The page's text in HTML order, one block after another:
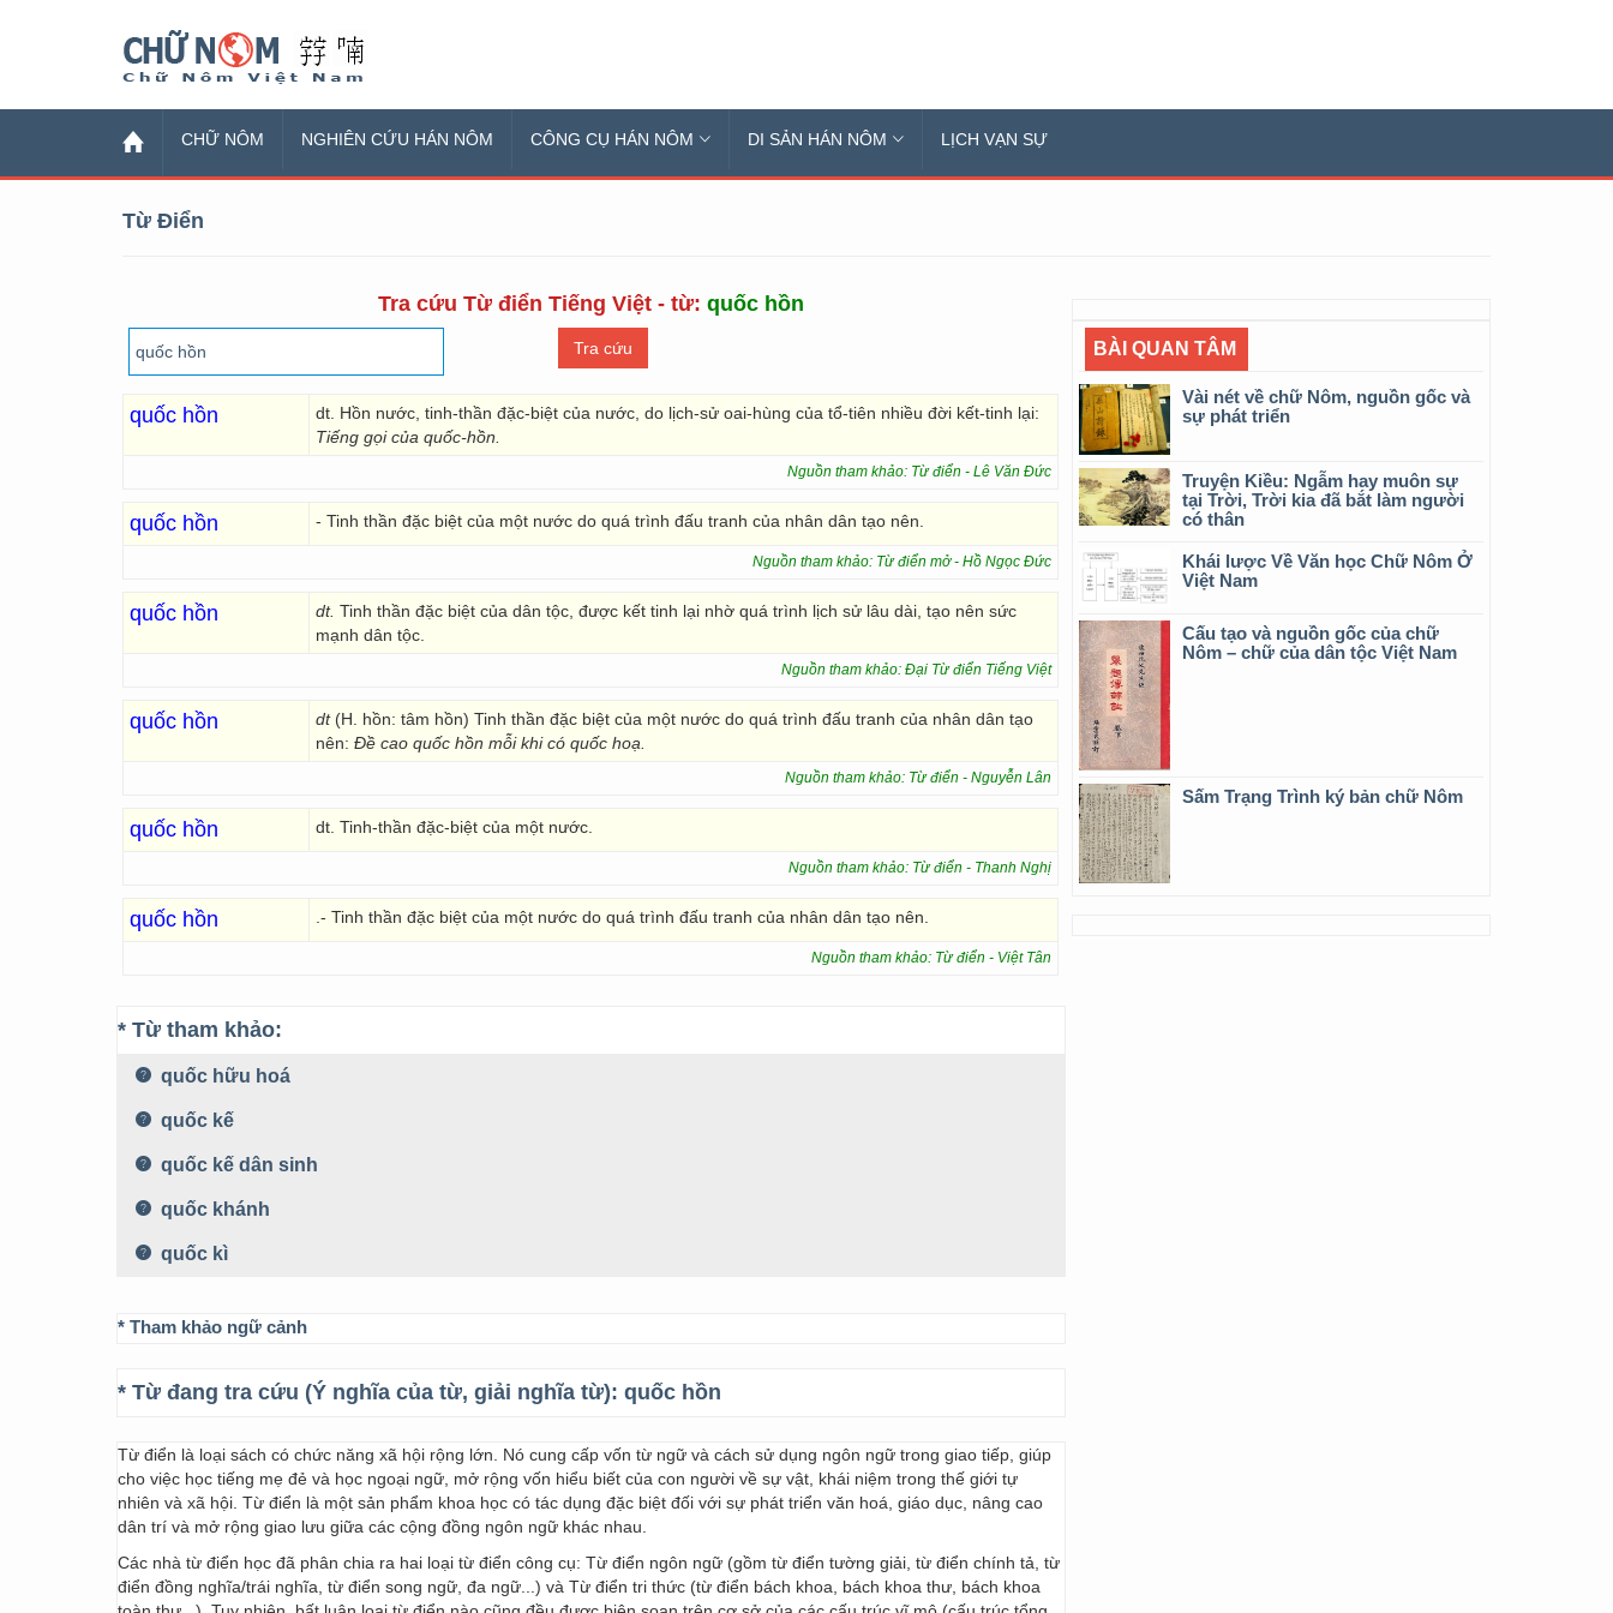
CHỮ NÔM NGHIÊN CỨU HÁN NÔM CÔNG CỤ HÁN NÔM DI SẢN HÁN NÔM LỊCH VẠN SỰ
Từ Điển
Tra cứu Từ điển Tiếng Việt - từ: quốc hồn
quốc hồn
dt. Hồn nước, tinh-thần đặc-biệt của nước, do lịch-sử oai-hùng của tổ-tiên nhiều đời kết-tinh lại:
Tiếng gọi của quốc-hồn.
Nguồn tham khảo: Từ điển - Lê Văn Đức
quốc hồn - Tinh thần đặc biệt của một nước do quá trình đấu tranh của nhân dân tạo nên.
Nguồn tham khảo: Từ điển mở - Hồ Ngọc Đức
quốc hồn dt. Tinh thần đặc biệt của dân tộc, được kết tinh lại nhờ quá trình lịch sử lâu dài, tạo nên sức
mạnh dân tộc.
Nguồn tham khảo: Đại Từ điển Tiếng Việt
quốc hồn dt (H. hồn: tâm hồn) Tinh thần đặc biệt của một nước do quá trình đấu tranh của nhân dân tạo
nên: Đề cao quốc hồn mỗi khi có quốc hoạ.
Nguồn tham khảo: Từ điển - Nguyễn Lân
quốc hồn dt. Tinh-thần đặc-biệt của một nước.
Nguồn tham khảo: Từ điển - Thanh Nghị
quốc hồn .- Tinh thần đặc biệt của một nước do quá trình đấu tranh của nhân dân tạo nên.
Nguồn tham khảo: Từ điển - Việt Tân
* Từ tham khảo:
quốc hữu hoá
quốc kế
quốc kế dân sinh
quốc khánh
quốc kì
* Tham khảo ngữ cảnh
* Từ đang tra cứu (Ý nghĩa của từ, giải nghĩa từ): quốc hồn
Từ điển là loại sách có chức năng xã hội rộng lớn. Nó cung cấp vốn từ ngữ và cách sử dụng ngôn ngữ trong giao tiếp, giúp
cho việc học tiếng mẹ đẻ và học ngoại ngữ, mở rộng vốn hiểu biết của con người về sự vật, khái niệm trong thế giới tự
nhiên và xã hội. Từ điển là một sản phẩm khoa học có tác dụng đặc biệt đối với sự phát triển văn hoá, giáo dục, nâng cao
dân trí và mở rộng giao lưu giữa các cộng đồng ngôn ngữ khác nhau.
Các nhà từ điển học đã phân chia ra hai loại từ điển công cụ: Từ điển ngôn ngữ (gồm từ điển tường giải, từ điển chính tả, từ
điển đồng nghĩa/trái nghĩa, từ điển song ngữ, đa ngữ...) và Từ điển tri thức (từ điển bách khoa, bách khoa thư, bách khoa
BÀI QUAN TÂM
Vài nét về chữ Nôm, nguồn gốc và
sự phát triển
Truyện Kiều: Ngẫm hay muôn sự
tại Trời, Trời kia đã bắt làm người
có thân
Khái lược Về Văn học Chữ Nôm Ở
Việt Nam
Cấu tạo và nguồn gốc của chữ
Nôm – chữ của dân tộc Việt Nam
Sấm Trạng Trình ký bản chữ Nôm